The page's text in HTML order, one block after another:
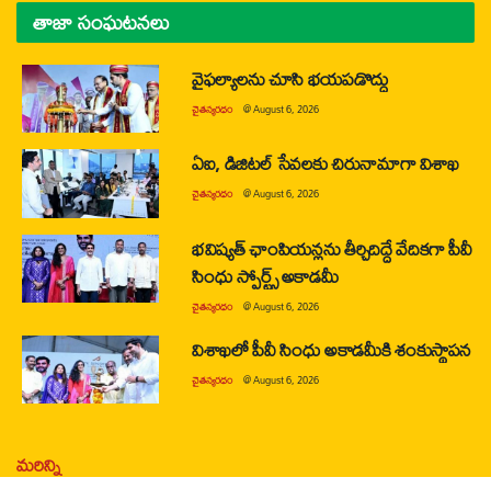
తాజా సంఘటనలు
వైఫల్యాలను చూసి భయపడొద్దు
చైతన్యరధం @August 6, 2026
ఏఐ, డిజిటల్ సేవలకు చిరునామాగా విశాఖ
చైతన్యరధం @August 6, 2026
భవిష్యత్ ఛాంపియన్లను తీర్చిదిద్దే వేదికగా పీవీ
సింధు స్పోర్ట్స్ అకాడమీ
చైతన్యరధం @August 6, 2026
విశాఖలో పీవీ సింధు అకాడమీకి శంకుస్థాపన
చైతన్యరధం @August 6, 2026
మరిన్ని